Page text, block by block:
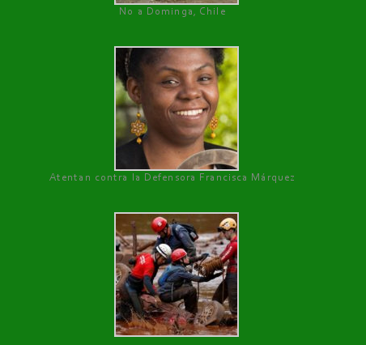
No a Dominga, Chile
Atentan contra la Defensora Francisca Márquez